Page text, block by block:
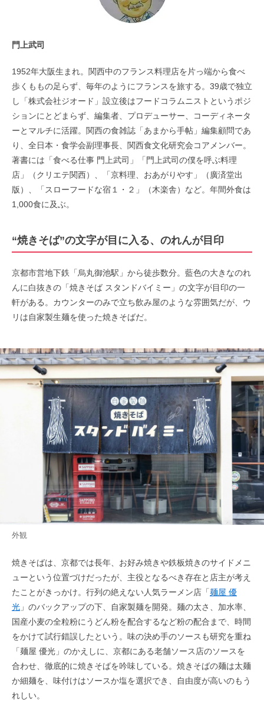
門上武司
1952年大阪生まれ。関西中のフランス料理店を片っ端から食べ
歩くももの足らず、毎年のようにフランスを旅する。39歳で独立
し「株式会社ジオード」設立後はフードコラムニストというポジ
ションにとどまらず、編集者、プロデューサー、コーディネータ
ーとマルチに活躍。関西の食雑誌「あまから手帖」編集顧問であ
り、全日本・食学会副理事長、関西食文化研究会コアメンバー。
著書には「食べる仕事 門上武司」「門上武司の僕を呼ぶ料理
店」（クリエテ関西）、「京料理、おあがりやす」（廣済堂出
版）、「スローフードな宿１・２」（木楽舎）など。年間外食は
1,000食に及ぶ。
“焼きそば”の文字が目に入る、のれんが目印
京都市営地下鉄「烏丸御池駅」から徒歩数分。藍色の大きなのれ
んに白抜きの「焼きそば スタンドバイミー」の文字が目印の一
軒がある。カウンターのみで立ち飲み屋のような雰囲気だが、ウ
リは自家製生麺を使った焼きそばだ。
外観
焼きそばは、京都では長年、お好み焼きや鉄板焼きのサイドメニ
ューという位置づけだったが、主役となるべき存在と店主が考え
たことがきっかけ。行列の絶えない人気ラーメン店「麺屋 優
光 」のバックアップの下、自家製麺を開発。麺の太さ、加水率、
国産小麦の全粒粉にうどん粉を配合するなど粉の配合まで、時間
をかけて試行錯誤したという。味の決め手のソースも研究を重ね
「麺屋 優光」のかえしに、京都にある老舗ソース店のソースを
合わせ、徹底的に焼きそばを吟味している。焼きそばの麺は太麺
か細麺を、味付けはソースか塩を選択でき、自由度が高いのもう
れしい。